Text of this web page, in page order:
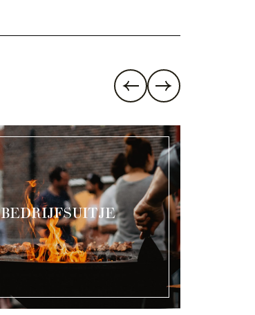
BEDRIJFSUITJE